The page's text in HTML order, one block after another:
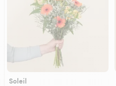
Soleil